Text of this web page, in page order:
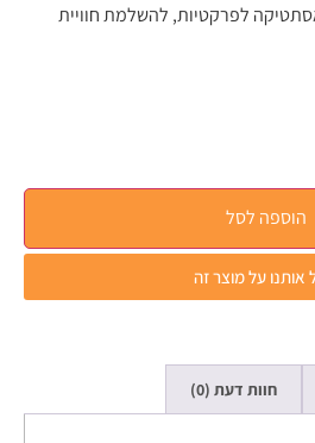
לפרקטיות, להשלמת חוויית
הוספה לסל
אותנו על מוצר זה
חוות דעת (0)